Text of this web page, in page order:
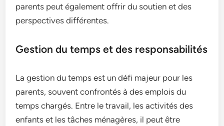
parents peut également offrir du soutien et des
perspectives différentes.
Gestion du temps et des responsabilités
La gestion du temps est un défi majeur pour les
parents, souvent confrontés à des emplois du
temps chargés. Entre le travail, les activités des
enfants et les tâches ménagères, il peut être